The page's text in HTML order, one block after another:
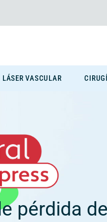
LÁSER VASCULAR
pérdida